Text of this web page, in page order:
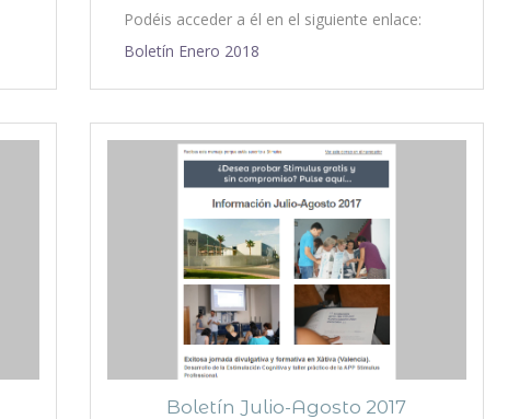
Podéis acceder a él en el siguiente enlace:
Boletín Enero 2018
Boletín Julio-Agosto 2017